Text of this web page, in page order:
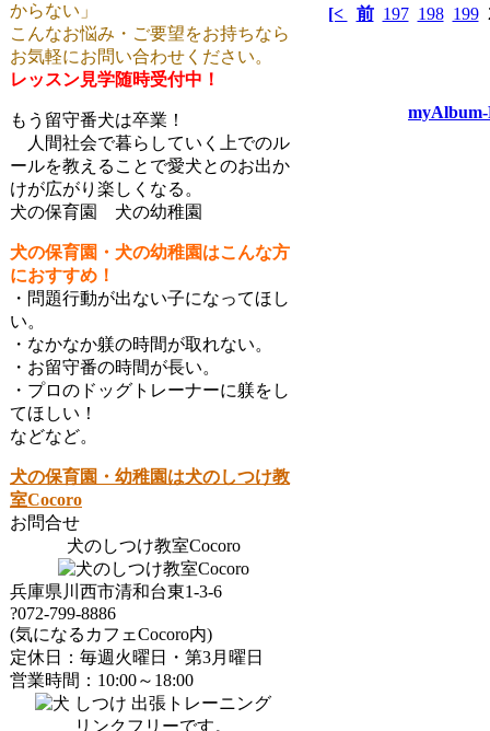
からない」
こんなお悩み・ご要望をお持ちなら
お気軽にお問い合わせください。
レッスン見学随時受付中！
もう留守番犬は卒業！
人間社会で暮らしていく上でのル
ールを教えることで愛犬とのお出か
けが広がり楽しくなる。
犬の保育園 犬の幼稚園
犬の保育園・犬の幼稚園はこんな方
におすすめ！
・問題行動が出ない子になってほし
い。
・なかなか躾の時間が取れない。
・お留守番の時間が長い。
・プロのドッグトレーナーに躾をし
てほしい！
などなど。
犬の保育園・幼稚園は犬のしつけ教
室Cocoro
お問合せ
犬のしつけ教室Cocoro
兵庫県川西市清和台東1-3-6
?072-799-8886
(気になるカフェCocoro内)
定休日：毎週火曜日・第3月曜日
営業時間：10:00～18:00
リンクフリーです。
[< 前 197 198 199
myAlbum-